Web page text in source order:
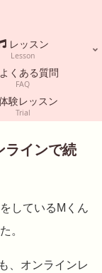
レッスン
Lesson
よくある質問
FAQ
験レッスン
Trial
ラインで続
しているMくん
。
、オンラインレ